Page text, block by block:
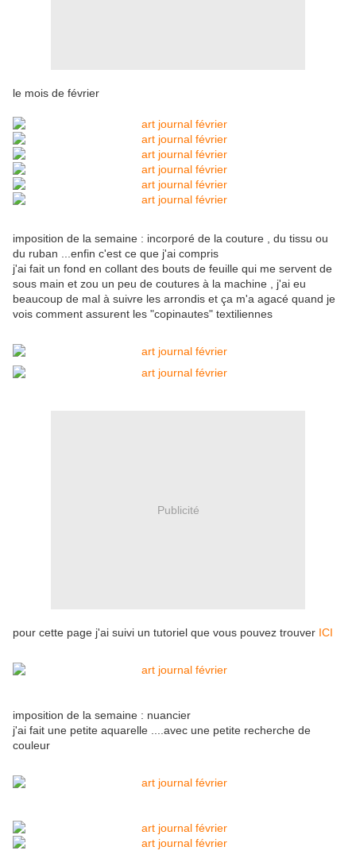
le mois de février
imposition de la semaine : incorporé de la couture , du tissu ou
du ruban ...enfin c'est ce que j'ai compris
j'ai fait un fond en collant des bouts de feuille qui me servent de
sous main et zou un peu de coutures à la machine , j'ai eu
beaucoup de mal à suivre les arrondis et ça m'a agacé quand je
vois comment assurent les "copinautes" textiliennes
Publicité
pour cette page j'ai suivi un tutoriel que vous pouvez trouver ICI
imposition de la semaine : nuancier
j'ai fait une petite aquarelle ....avec une petite recherche de
couleur